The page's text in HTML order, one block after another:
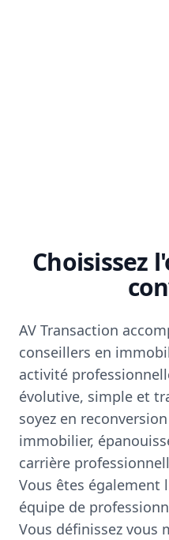
Choisissez
AV Transaction
conseillers en
activité
évolutive, simple et
soyez en
immobilier,
carrière
Vous êtes également
équipe de
Vous définissez vous